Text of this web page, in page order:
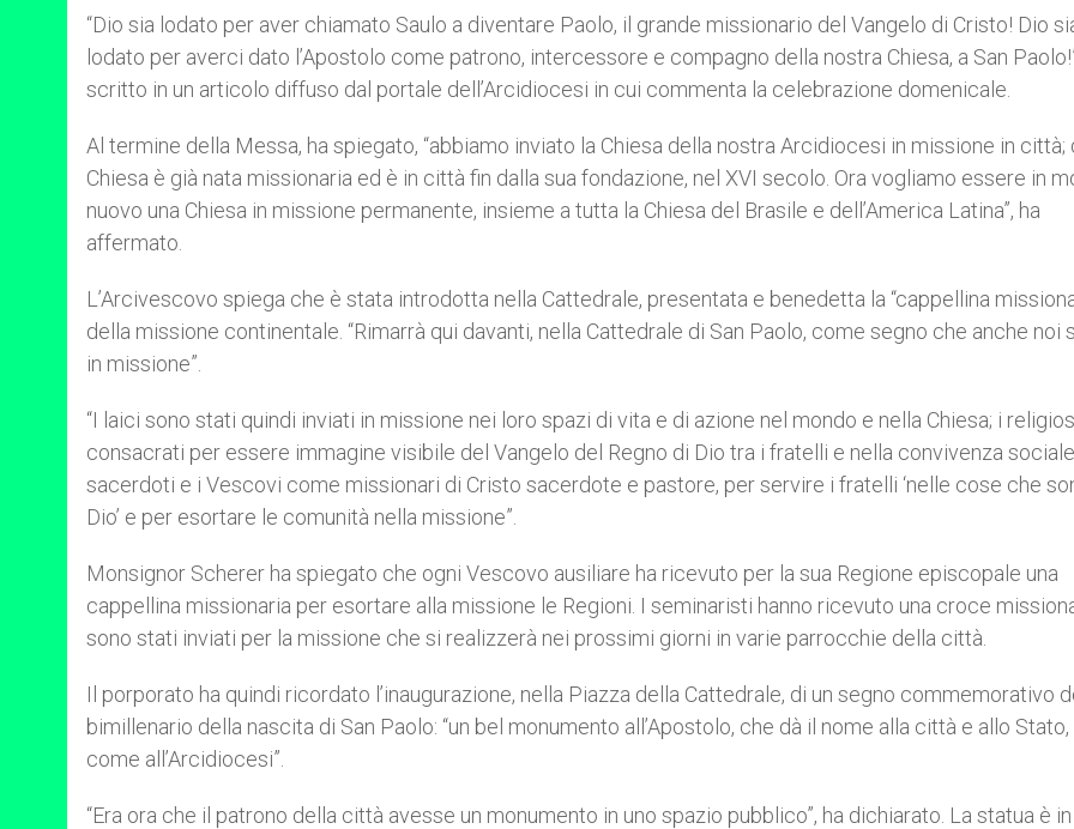
“Dio sia lodato per aver chiamato Saulo a diventare Paolo, il grande missionario del Vangelo di Cristo! Dio
lodato per averci dato l’Apostolo come patrono, intercessore e compagno della nostra Chiesa, a San
scritto in un articolo diffuso dal portale dell’Arcidiocesi in cui commenta la celebrazione domenicale.
Al termine della Messa, ha spiegato, “abbiamo inviato la Chiesa della nostra Arcidiocesi in missione in città;
Chiesa è già nata missionaria ed è in città fin dalla sua fondazione, nel XVI secolo. Ora vogliamo essere in
nuovo una Chiesa in missione permanente, insieme a tutta la Chiesa del Brasile e dell’America Latina”, ha
affermato.
L’Arcivescovo spiega che è stata introdotta nella Cattedrale, presentata e benedetta la “cappellina
della missione continentale. “Rimarrà qui davanti, nella Cattedrale di San Paolo, come segno che anche noi
in missione”.
“I laici sono stati quindi inviati in missione nei loro spazi di vita e di azione nel mondo e nella Chiesa; i
consacrati per essere immagine visibile del Vangelo del Regno di Dio tra i fratelli e nella convivenza
sacerdoti e i Vescovi come missionari di Cristo sacerdote e pastore, per servire i fratelli ‘nelle cose che
Dio’ e per esortare le comunità nella missione”.
Monsignor Scherer ha spiegato che ogni Vescovo ausiliare ha ricevuto per la sua Regione episcopale una
cappellina missionaria per esortare alla missione le Regioni. I seminaristi hanno ricevuto una croce
sono stati inviati per la missione che si realizzerà nei prossimi giorni in varie parrocchie della città.
Il porporato ha quindi ricordato l’inaugurazione, nella Piazza della Cattedrale, di un segno commemorativo
bimillenario della nascita di San Paolo: “un bel monumento all’Apostolo, che dà il nome alla città e allo
come all’Arcidiocesi”.
“Era ora che il patrono della città avesse un monumento in uno spazio pubblico”, ha dichiarato. La statua è in